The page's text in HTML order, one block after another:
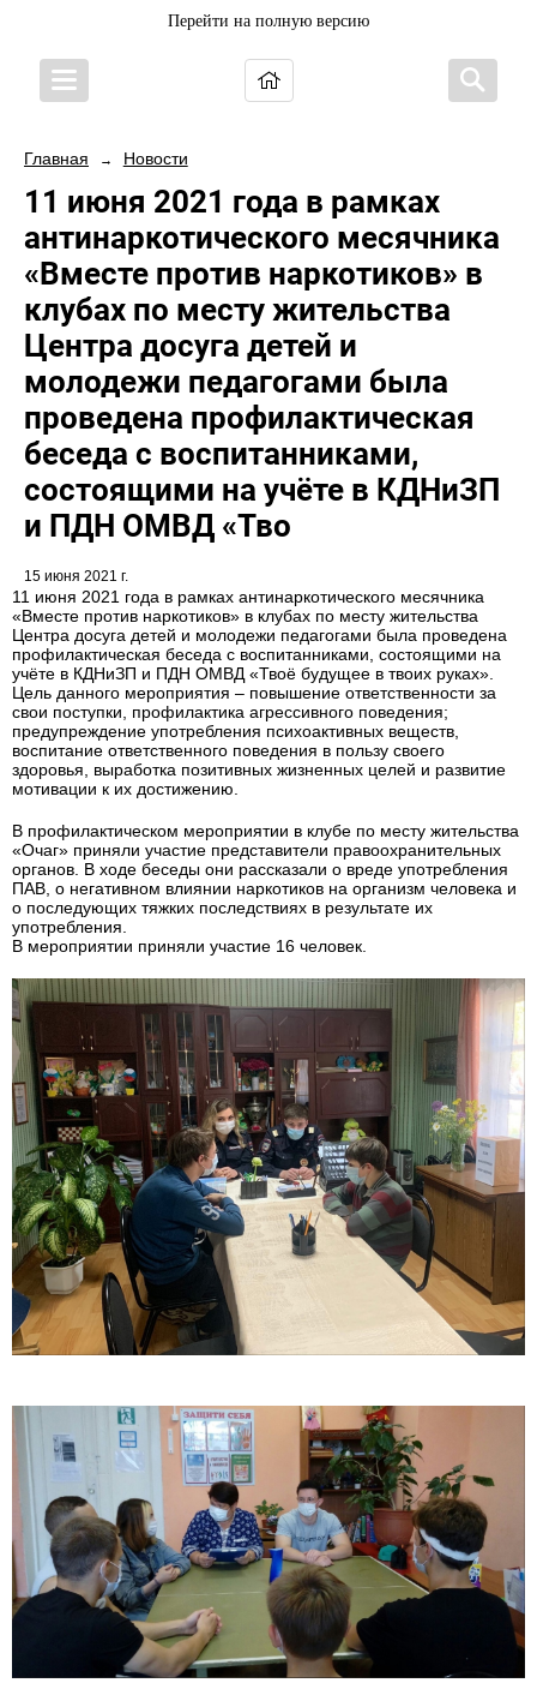
Перейти на полную версию
Главная → Новости
11 июня 2021 года в рамках
антинаркотического месячника
«Вместе против наркотиков» в
клубах по месту жительства
Центра досуга детей и
молодежи педагогами была
проведена профилактическая
беседа с воспитанниками,
состоящими на учёте в КДНиЗП
и ПДН ОМВД «Тво
15 июня 2021 г.
11 июня 2021 года в рамках антинаркотического месячника
«Вместе против наркотиков» в клубах по месту жительства
Центра досуга детей и молодежи педагогами была проведена
профилактическая беседа с воспитанниками, состоящими на
учёте в КДНиЗП и ПДН ОМВД «Твоё будущее в твоих руках».
Цель данного мероприятия – повышение ответственности за
свои поступки, профилактика агрессивного поведения;
предупреждение употребления психоактивных веществ,
воспитание ответственного поведения в пользу своего
здоровья, выработка позитивных жизненных целей и развитие
мотивации к их достижению.
В профилактическом мероприятии в клубе по месту жительства
«Очаг» приняли участие представители правоохранительных
органов. В ходе беседы они рассказали о вреде употребления
ПАВ, о негативном влиянии наркотиков на организм человека и
о последующих тяжких последствиях в результате их
употребления.
В мероприятии приняли участие 16 человек.